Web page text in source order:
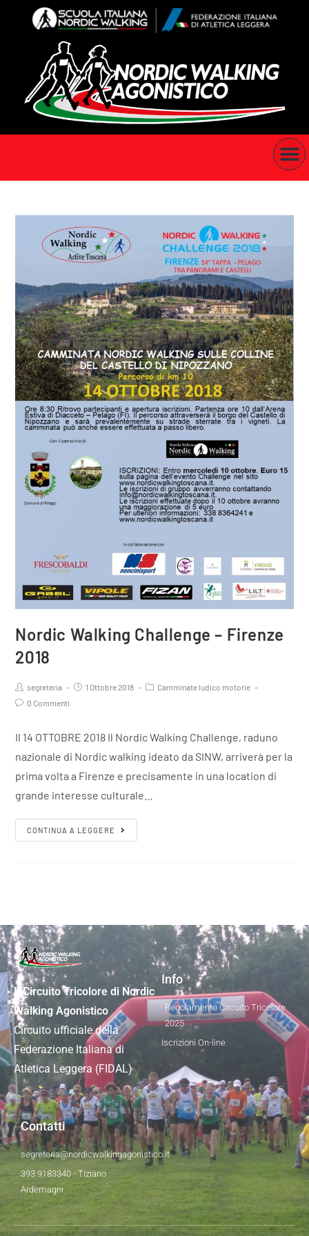
Nordic Walking Challenge – Firenze
2018
segreteria 1 Ottobre 2018
Camminate ludico motorie
0 Commenti
Il 14 OTTOBRE 2018 Il Nordic Walking Challenge, raduno
nazionale di Nordic walking ideato da SINW, arriverà per la
prima volta a Firenze e precisamente in una location di
grande interesse culturale…
CONTINUA A LEGGERE
Il Circuito Tricolore di Nordic
Walking Agonistico
Circuito ufficiale della
Federazione Italiana di
Atletica Leggera (FIDAL)
Info
Regolamento Circuito Tricolore
2025
Iscrizioni On-line
Contatti
segreteria@nordicwalkingagonistico.it
393 9183340 - Tiziano
Ardemagni